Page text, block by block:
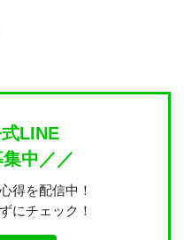
LINE
中／／
得を配信中！
にチェック！